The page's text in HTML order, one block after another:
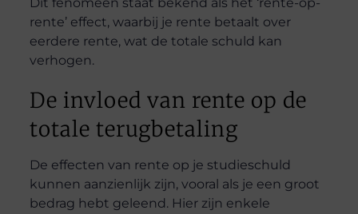
Dit fenomeen staat bekend als het ‘rente-op-
rente’ effect, waarbij je rente betaalt over
eerdere rente, wat de totale schuld kan
verhogen.
De invloed van rente op de
totale terugbetaling
De effecten van rente op je studieschuld
kunnen aanzienlijk zijn, vooral als je een groot
bedrag hebt geleend. Hier zijn enkele